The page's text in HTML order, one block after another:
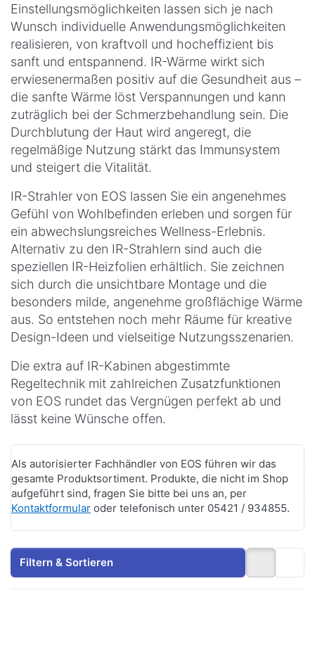
Einstellungsmöglichkeiten lassen sich je nach
Wunsch individuelle Anwendungsmöglichkeiten
realisieren, von kraftvoll und hocheffizient bis
sanft und entspannend. IR-Wärme wirkt sich
erwiesenermaßen positiv auf die Gesundheit aus –
die sanfte Wärme löst Verspannungen und kann
zuträglich bei der Schmerzbehandlung sein. Die
Durchblutung der Haut wird angeregt, die
regelmäßige Nutzung stärkt das Immunsystem
und steigert die Vitalität.
IR-Strahler von EOS lassen Sie ein angenehmes
Gefühl von Wohlbefinden erleben und sorgen für
ein abwechslungsreiches Wellness-Erlebnis.
Alternativ zu den IR-Strahlern sind auch die
speziellen IR-Heizfolien erhältlich. Sie zeichnen
sich durch die unsichtbare Montage und die
besonders milde, angenehme großflächige Wärme
aus. So entstehen noch mehr Räume für kreative
Design-Ideen und vielseitige Nutzungsszenarien.
Die extra auf IR-Kabinen abgestimmte
Regeltechnik mit zahlreichen Zusatzfunktionen
von EOS rundet das Vergnügen perfekt ab und
lässt keine Wünsche offen.
Als autorisierter Fachhändler von EOS führen wir das
gesamte Produktsortiment. Produkte, die nicht im Shop
aufgeführt sind, fragen Sie bitte bei uns an, per
Kontaktformular oder telefonisch unter 05421 / 934855.
Filtern & Sortieren